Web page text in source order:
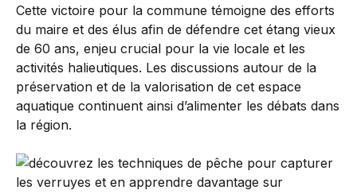
Cette victoire pour la commune témoigne des efforts
du maire et des élus afin de défendre cet étang vieux
de 60 ans, enjeu crucial pour la vie locale et les
activités halieutiques. Les discussions autour de la
préservation et de la valorisation de cet espace
aquatique continuent ainsi d’alimenter les débats dans
la région.